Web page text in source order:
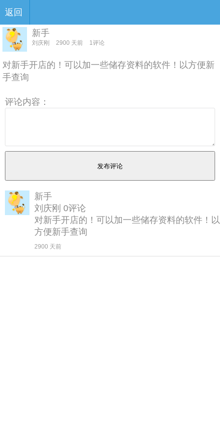
返回
新手
刘庆刚 2900 天前 1评论
对新手开店的！可以加一些储存资料的软件！以方便新
手查询
评论内容：
新手
刘庆刚 0评论
对新手开店的！可以加一些储存资料的软件！以
方便新手查询
2900 天前